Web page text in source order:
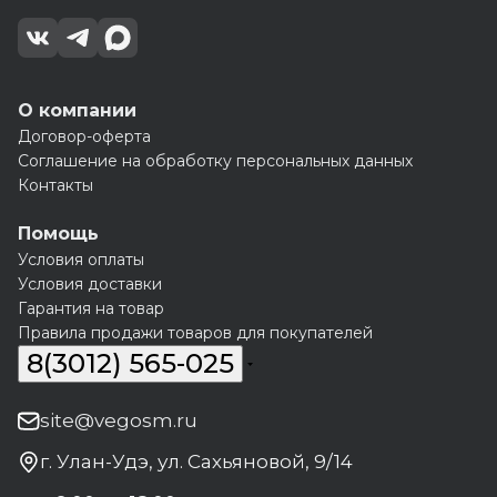
О компании
Договор-оферта
Соглашение на обработку персональных данных
Контакты
Помощь
Условия оплаты
Условия доставки
Гарантия на товар
Правила продажи товаров для покупателей
8(3012) 565-025
site@vegosm.ru
г. Улан-Удэ, ул. Сахьяновой, 9/14